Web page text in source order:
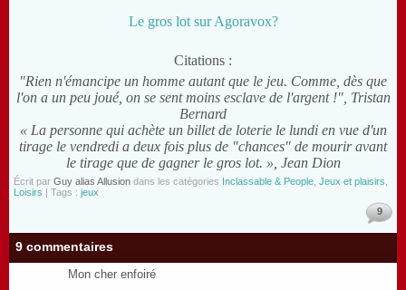
Le gros lot sur Agoravox?
Citations :
"Rien n'émancipe un homme autant que le jeu. Comme, dès que
l'on a un peu joué, on se sent moins esclave de l'argent !", Tristan
Bernard
« La personne qui achète un billet de loterie le lundi en vue d'un
tirage le vendredi a deux fois plus de "chances" de mourir avant
le tirage que de gagner le gros lot. », Jean Dion
Écrit par Guy alias Allusion dans les catégories Inclassable & People Jeux et plaisirs
Loisirs | Tags : jeux
9
9 commentaires
Mon cher enfoiré